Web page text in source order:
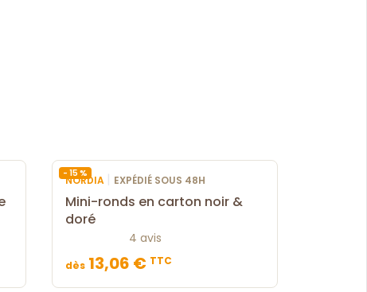
- 15 %
NORDIA | EXPÉDIÉ SOUS 48H
Mini-ronds en carton noir &
doré
4 avis
dès 13,06 € TTC